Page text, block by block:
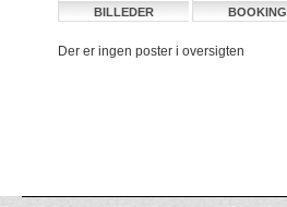
BILLEDER
BOOKING
Der er ingen poster i oversigten